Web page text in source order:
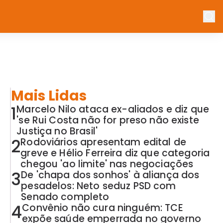
Mais Lidas
1Marcelo Nilo ataca ex-aliados e diz que
'se Rui Costa não for preso não existe
Justiça no Brasil'
2Rodoviários apresentam edital de
greve e Hélio Ferreira diz que categoria
chegou 'ao limite' nas negociações
3De 'chapa dos sonhos' à aliança dos
pesadelos: Neto seduz PSD com
Senado completo
4Convênio não cura ninguém: TCE
expõe saúde emperrada no governo